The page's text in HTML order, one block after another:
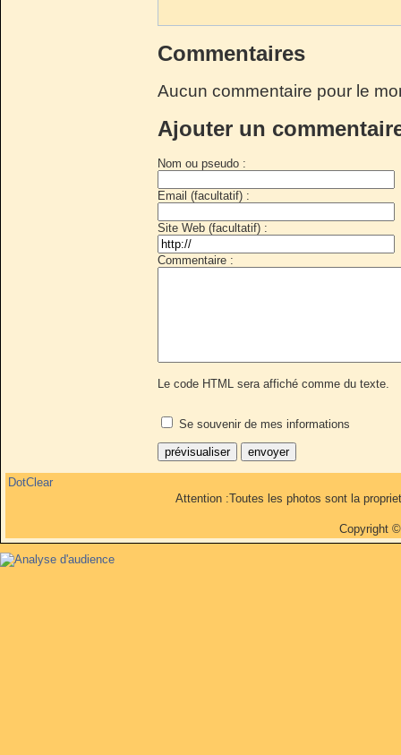
Commentaires
Aucun commentaire pour le
Ajouter un
Nom ou pseudo :
Email (facultatif) :
Site Web (facultatif) :
Commentaire :
Le code HTML sera affiché comme du texte.
Se souvenir de mes informations
DotClear
Attention :Toutes les photos sont la
Copyright